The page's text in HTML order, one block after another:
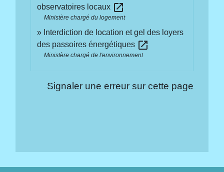
observatoires locaux open_in_new
Ministère chargé du logement
Interdiction de location et gel des loyers
des passoires énergétiques open_in_new
Ministère chargé de l'environnement
Signaler une erreur sur cette page